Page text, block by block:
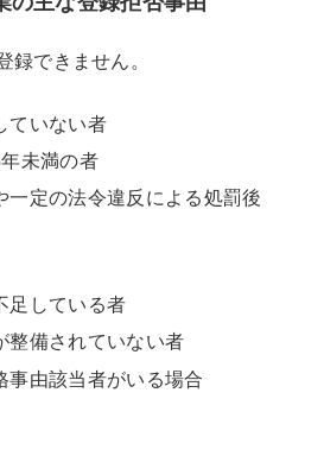
録できません。
ていない者
未満の者
一定の法令違反による処罰後
足している者
整備されていない者
事由該当者がいる場合